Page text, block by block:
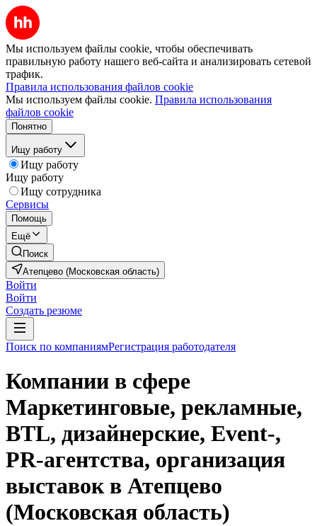
Мы используем файлы cookie, чтобы обеспечивать
правильную работу нашего веб-сайта и анализировать сетевой
трафик.
Правила использования файлов cookie
Мы используем файлы cookie. Правила использования
файлов cookie
Понятно
Ищу работу
Ищу работу
Ищу работу
Ищу сотрудника
Сервисы
Помощь
Ещё
Поиск
Атепцево (Московская область)
Войти
Войти
Создать резюме
Поиск по компаниямРегистрация работодателя
Компании в сфере
Маркетинговые, рекламные,
BTL, дизайнерские, Event-,
PR-агентства, организация
выставок в Атепцево
(Московская область)